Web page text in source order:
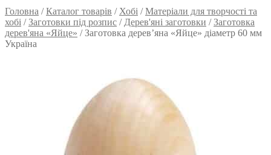
Головна /Каталог товарів / Хобі /Матеріали для творчості та
хобі /Заготовки під розпис / Дерев'яні заготовки /Заготовка
дерев'яна «Яйце» /Заготовка дерев’яна «Яйце» діаметр 60 мм
Україна